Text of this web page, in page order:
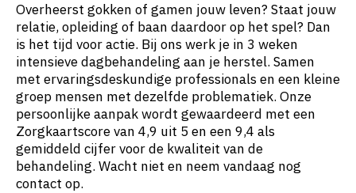
Overheerst gokken of gamen jouw leven? Staat jouw
relatie, opleiding of baan daardoor op het spel? Dan
is het tijd voor actie. Bij ons werk je in 3 weken
intensieve dagbehandeling aan je herstel. Samen
met ervaringsdeskundige professionals en een kleine
groep mensen met dezelfde problematiek. Onze
persoonlijke aanpak wordt gewaardeerd met een
Zorgkaartscore van 4,9 uit 5 en een 9,4 als
gemiddeld cijfer voor de kwaliteit van de
behandeling. Wacht niet en neem vandaag nog
contact op.